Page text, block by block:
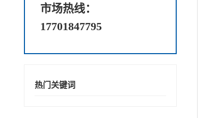
市场热线：
17701847795
热门关键词